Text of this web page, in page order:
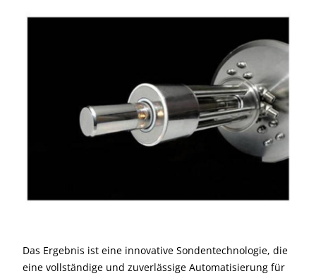
Das Ergebnis ist eine innovative Sondentechnologie, die
eine vollständige und zuverlässige Automatisierung für